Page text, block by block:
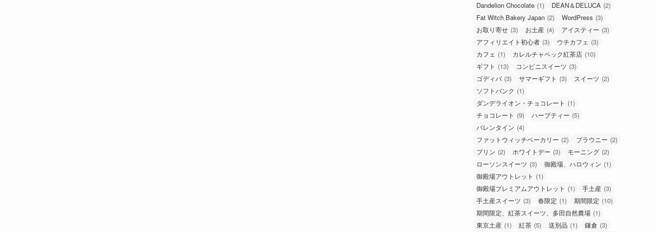
Dandelion Chocolate (1) DEAN＆DELUCA (2)
Fat Witch Bakery Japan (2) WordPress (3)
お取り寄せ (3) お土産 (4) アイスティー (3)
アフィリエイト初心者 (3) ウチカフェ (3)
カフェ (1) カレルチャペック紅茶店 (10)
ギフト (13) コンビニスイーツ (3)
ゴディバ (3) サマーギフト (3) スイーツ (2)
ソフトバンク (1)
ダンデライオン・チョコレート (1)
チョコレート (9) ハーブティー (5)
バレンタイン (4)
ファットウィッチベーカリー (2) ブラウニー (2)
プリン (2) ホワイトデー (3) モーニング (2)
ローソンスイーツ (3) 御殿場、ハロウィン (1)
御殿場アウトレット (1)
御殿場プレミアムアウトレット (1) 手土産 (3)
手土産スイーツ (3) 春限定 (1) 期間限定 (10)
期間限定、紅茶スイーツ、多田自然農場 (1)
東京土産 (1) 紅茶 (5) 送別品 (1) 鎌倉 (3)